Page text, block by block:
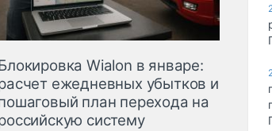
Wialon в январе:
ежедневных убытков и
план перехода на
систему